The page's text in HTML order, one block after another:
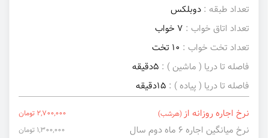
تعداد طبقه : دوبلکس
تعداد اتاق خواب : 7 خواب
تعداد تخت خواب : 10 تخت
فاصله تا دریا ( ماشین ) : 5دقیقه
فاصله تا دریا ( پیاده ) : 15دقیقه
نرخ اجاره روزانه از (هرشب) 2,700,000 تومان
نرخ میانگین اجاره ۶ ماه دوم سال 1,300,000 تومان